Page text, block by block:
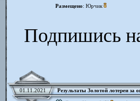
Размещено: Юрчик
Подпишись
01.11.2021 Результаты Золотой лотереи за